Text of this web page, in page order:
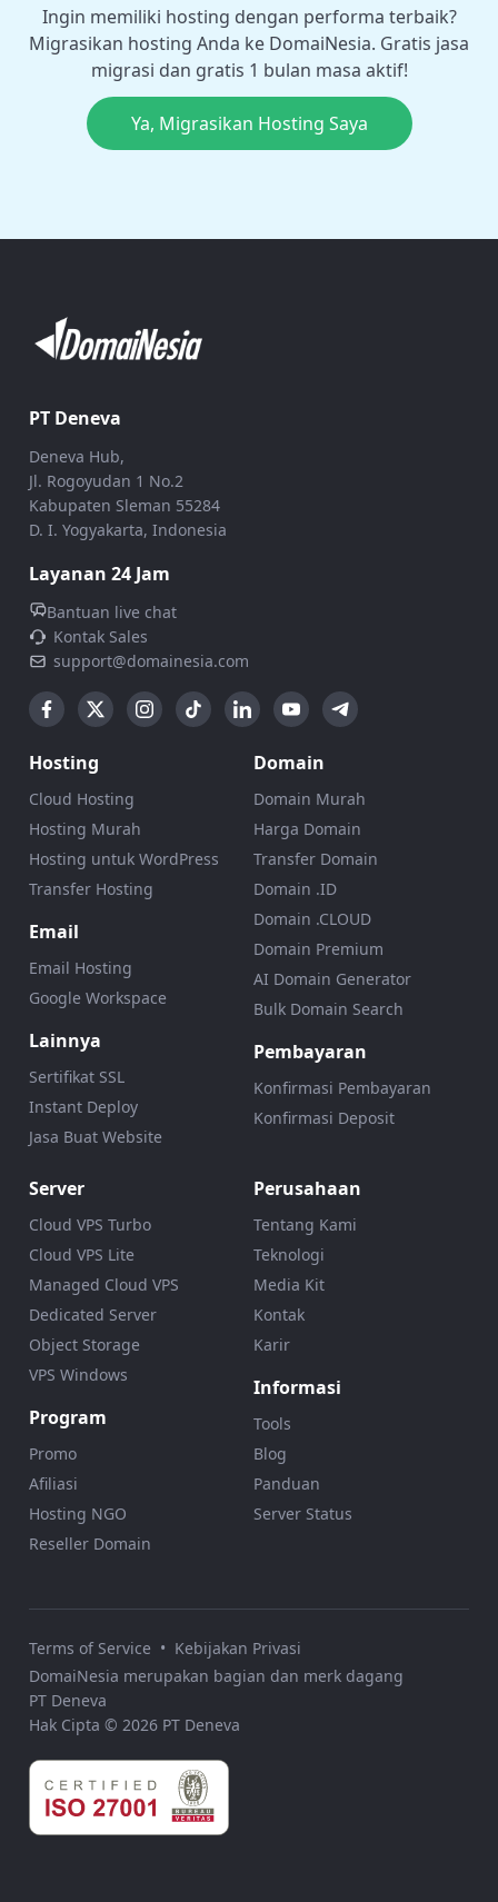
Ingin memiliki hosting dengan performa terbaik?
Migrasikan hosting Anda ke DomaiNesia. Gratis jasa
migrasi dan gratis 1 bulan masa aktif!
Ya, Migrasikan Hosting Saya
PT Deneva
Deneva Hub,
Jl. Rogoyudan 1 No.2
Kabupaten Sleman 55284
D. I. Yogyakarta, Indonesia
Layanan 24 Jam
Bantuan live chat
Kontak Sales
support@domainesia.com
Hosting
Cloud Hosting
Hosting Murah
Hosting untuk WordPress
Transfer Hosting
Email
Email Hosting
Google Workspace
Lainnya
Sertifikat SSL
Instant Deploy
Jasa Buat Website
Domain
Domain Murah
Harga Domain
Transfer Domain
Domain .ID
Domain .CLOUD
Domain Premium
AI Domain Generator
Bulk Domain Search
Pembayaran
Konfirmasi Pembayaran
Konfirmasi Deposit
Server
Cloud VPS Turbo
Cloud VPS Lite
Managed Cloud VPS
Dedicated Server
Object Storage
VPS Windows
Program
Promo
Afiliasi
Hosting NGO
Reseller Domain
Perusahaan
Tentang Kami
Teknologi
Media Kit
Kontak
Karir
Informasi
Tools
Blog
Panduan
Server Status
Terms of Service • Kebijakan Privasi
DomaiNesia merupakan bagian dan merk dagang
PT Deneva
Hak Cipta © 2026 PT Deneva